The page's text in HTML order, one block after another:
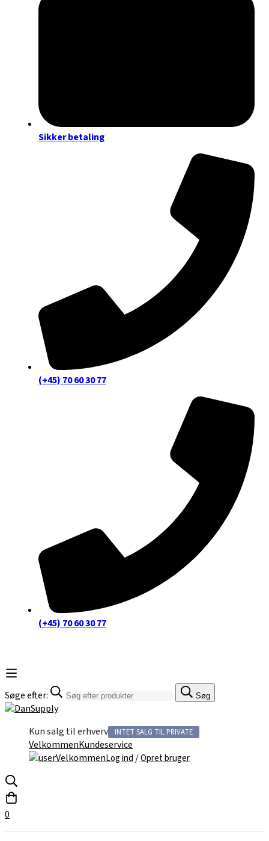
Sikker betaling
(+45) 70 60 30 77
(+45) 70 60 30 77
Søge efter: Søg
Kun salg til erhverv INTET SALG TIL PRIVATE
VelkommenKundeservice
VelkommenLog ind/Opret bruger
0